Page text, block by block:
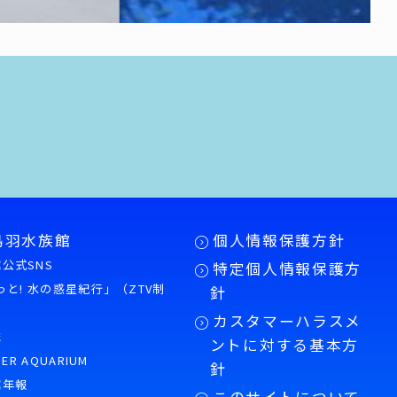
水族館
式SNS
と! 水の惑星紀行」（ZTV制
AQUARIUM
報
個人情報保護方針
特定個人情報保護方
針
カスタマーハラスメ
ントに対する基本方
針